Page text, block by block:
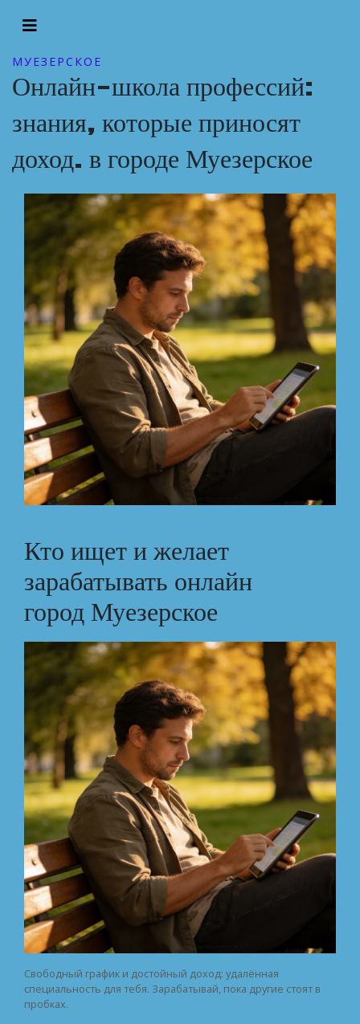
МУЕЗЕРСКОЕ
Онлайн-школа профессий:
знания, которые приносят
доход. в городе Муезерское
Кто ищет и желает
зарабатывать онлайн
город Муезерское
Свободный график и достойный доход: удалённая
специальность для тебя. Зарабатывай, пока другие стоят в
пробках.